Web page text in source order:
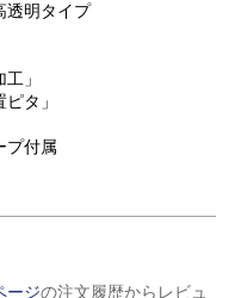
透明タイプ
」
タ」
プ付属
ージの注文履歴からレビュ